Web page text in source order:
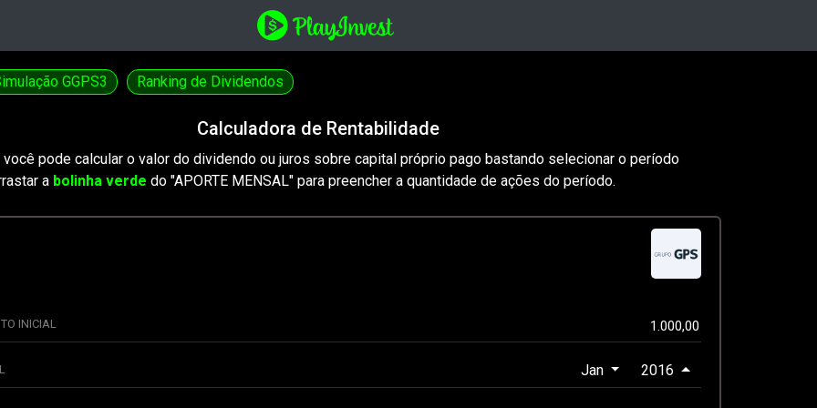
GGPS3 Ranking de Dividendos
Calculadora de Rentabilidade
pode calcular o valor do dividendo ou juros sobre capital próprio pago bastando selecionar o período
a bolinha verde do "APORTE MENSAL" para preencher a quantidade de ações do período.
INICIAL
2016
Jan